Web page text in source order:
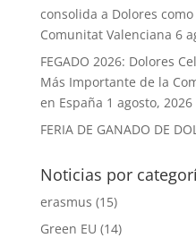
consolida a Dolores
Comunitat Valenciana 6
FEGADO 2026: Dolores
Más Importante de la
en España 1 agosto, 2026
FERIA DE GANADO DE
Noticias por
erasmus (15)
Green EU (14)